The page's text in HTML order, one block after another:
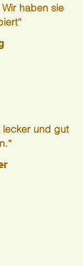
haben sie
lecker und gut